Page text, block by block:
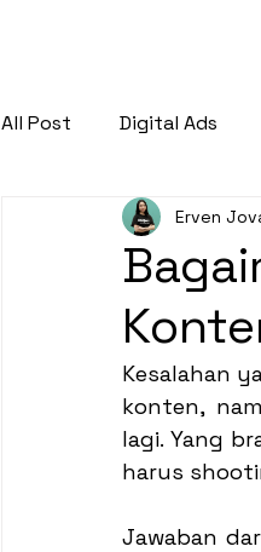
All Post Digital Ads
Brand Collaboration
Video Production
Erven
Kesalahan
konten,
lagi. Yang
harus
Jawaban